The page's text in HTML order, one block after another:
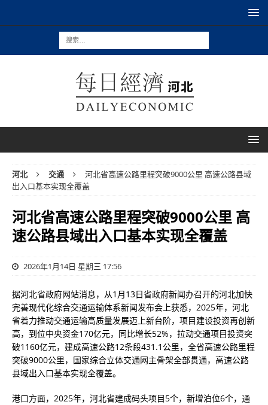
河北 交通
河北省高速公路里程突破9000公里 高速公路县域
出入口基本实现全覆盖
河北省高速公路里程突破9000公里 高
速公路县域出入口基本实现全覆盖
2026年1月14日 星期三 17:56
据河北省政府网站消息，从1月13日省政府新闻办召开的河北加快
完善现代化综合交通运输体系新闻发布会上获悉，2025年，河北
省着力推动交通运输高质量发展迈上新台阶，项目建设投资再创新
高，到位中央资金170亿元，同比增长52%，拉动交通项目投资突
破1160亿元，建成高速公路12条段431.1公里，全省高速公路里程
突破9000公里，国家综合立体交通网主骨架全部贯通，高速公路
县域出入口基本实现全覆盖。
港口方面，2025年，河北省建成码头项目5个，新增泊位6个，通